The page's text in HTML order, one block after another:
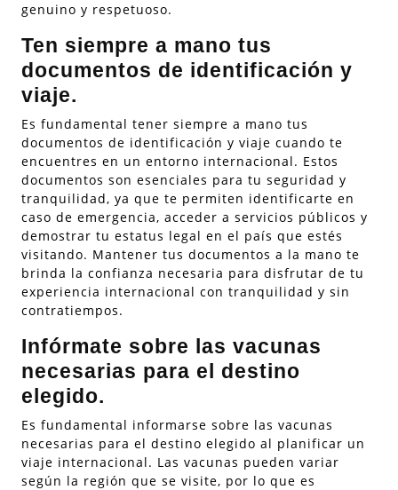
genuino y respetuoso.
Ten siempre a mano tus
documentos de identificación y
viaje.
Es fundamental tener siempre a mano tus
documentos de identificación y viaje cuando te
encuentres en un entorno internacional. Estos
documentos son esenciales para tu seguridad y
tranquilidad, ya que te permiten identificarte en
caso de emergencia, acceder a servicios públicos y
demostrar tu estatus legal en el país que estés
visitando. Mantener tus documentos a la mano te
brinda la confianza necesaria para disfrutar de tu
experiencia internacional con tranquilidad y sin
contratiempos.
Infórmate sobre las vacunas
necesarias para el destino
elegido.
Es fundamental informarse sobre las vacunas
necesarias para el destino elegido al planificar un
viaje internacional. Las vacunas pueden variar
según la región que se visite, por lo que es